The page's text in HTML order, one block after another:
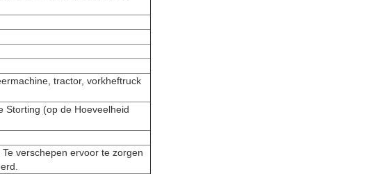
tractor, vorkheftruck
Storting (op de Hoeveelheid
verschepen ervoor te zorgen